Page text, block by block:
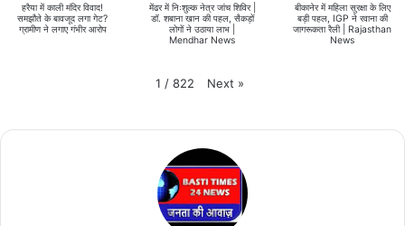
हरैया में काली मंदिर विवाद!
समझौते के बावजूद लगा गेट?
ग्रामीण ने लगाए गंभीर आरोप
मेंढर में निःशुल्क नेत्र जांच शिविर |
डॉ. शबाना खान की पहल, सैकड़ों
लोगों ने उठाया लाभ |
Mendhar News
बीकानेर में महिला सुरक्षा के लिए
बड़ी पहल, IGP ने रवाना की
जागरूकता रैली | Rajasthan
News
1 / 822 Next »